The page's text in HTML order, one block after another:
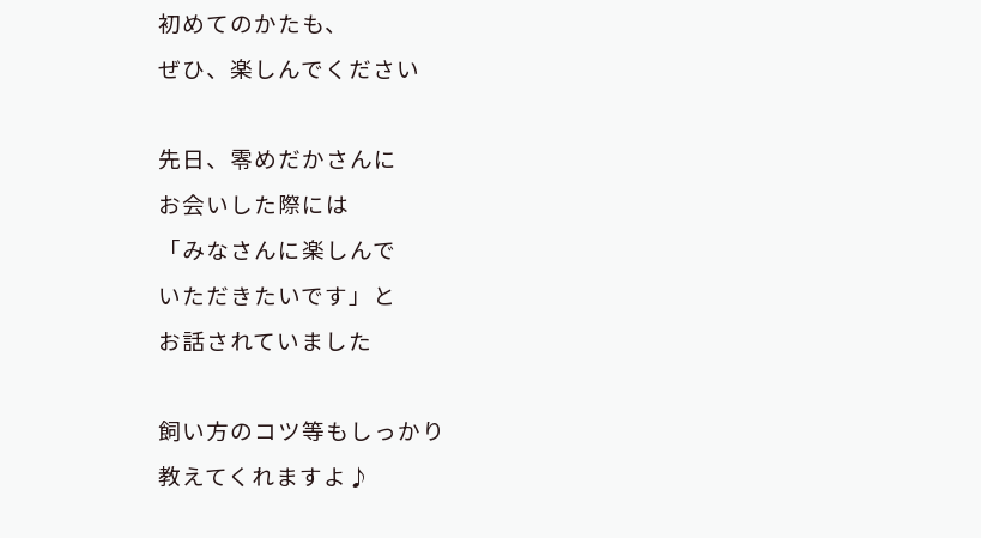
初めてのかたも、
ぜひ、楽しんでください
先日、零めだかさんに
お会いした際には
「みなさんに楽しんで
いただきたいです」と
お話されていました
飼い方のコツ等もしっかり
教えてくれますよ♪